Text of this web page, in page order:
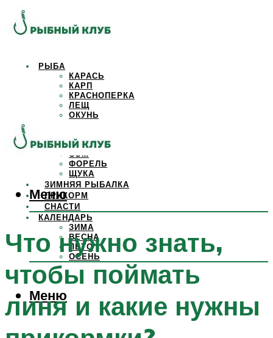
РЫБА
КАРАСЬ
КАРП
КРАСНОПЕРКА
ЛЕЩ
ОКУНЬ
САЗАН
СОМ
ФОРЕЛЬ
ЩУКА
ЗИМНЯЯ РЫБАЛКА
ПРИКОРМ
СНАСТИ
КАЛЕНДАРЬ
ЗИМА
ВЕСНА
ЛЕТО
ОСЕНЬ
Меню
Меню
Что нужно знать,
чтобы поймать
линя и какие нужны